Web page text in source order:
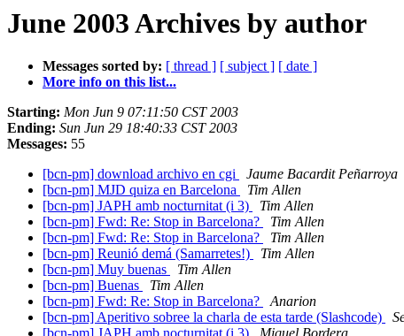
June 2003 Archives by author
Messages sorted by: [ thread ] [ subject ] [ date ]
More info on this list...
Starting: Mon Jun 9 07:11:50 CST 2003
Ending: Sun Jun 29 18:40:33 CST 2003
Messages: 55
[bcn-pm] download archivo en cgi
Jaume Bacardit Peñarroya
[bcn-pm] MJD quiza en Barcelona
Tim Allen
[bcn-pm] JAPH amb nocturnitat (i 3)
Tim Allen
[bcn-pm] Fwd: Re: Stop in Barcelona?
Tim Allen
[bcn-pm] Fwd: Re: Stop in Barcelona?
Tim Allen
[bcn-pm] Reunió demá (Samarretes!)
Tim Allen
[bcn-pm] Muy buenas
Tim Allen
[bcn-pm] Buenas
Tim Allen
[bcn-pm] Fwd: Re: Stop in Barcelona?
Anarion
[bcn-pm] Aperitivo sobree la charla de esta tarde (Slashcode)